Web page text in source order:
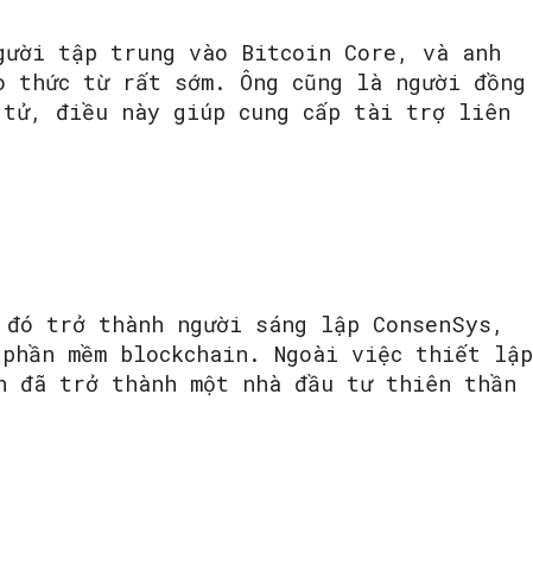
tập trung vào Bitcoin Core, và anh
từ rất sớm. Ông cũng là người đồng
tử, điều này giúp cung cấp tài trợ liên
trở thành người sáng lập ConsenSys,
mềm blockchain. Ngoài việc thiết lập
đã trở thành một nhà đầu tư thiên thần